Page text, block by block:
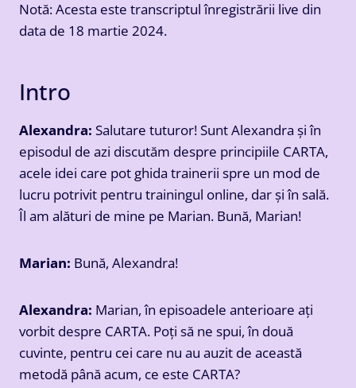
Notă: Acesta este transcriptul înregistrării live din
data de 18 martie 2024.
Intro
Alexandra: Salutare tuturor! Sunt Alexandra și în
episodul de azi discutăm despre principiile CARTA,
acele idei care pot ghida trainerii spre un mod de
lucru potrivit pentru trainingul online, dar și în sală.
Îl am alături de mine pe Marian. Bună, Marian!
Marian: Bună, Alexandra!
Alexandra: Marian, în episoadele anterioare ați
vorbit despre CARTA. Poți să ne spui, în două
cuvinte, pentru cei care nu au auzit de această
metodă până acum, ce este CARTA?